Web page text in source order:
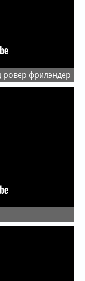
ровер фрилэндер